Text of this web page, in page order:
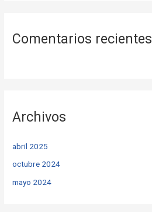
Comentarios recientes
Archivos
abril 2025
octubre 2024
mayo 2024